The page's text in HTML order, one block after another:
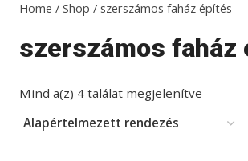
Home / Shop / szerszámos faház építés
szerszámos faház
Mind a(z) 4 találat megjelenítve